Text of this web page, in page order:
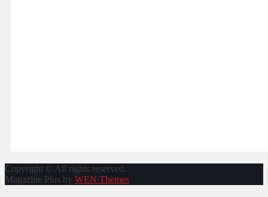
Copyright © All rights reserved.
Magazine Plus by WEN Themes